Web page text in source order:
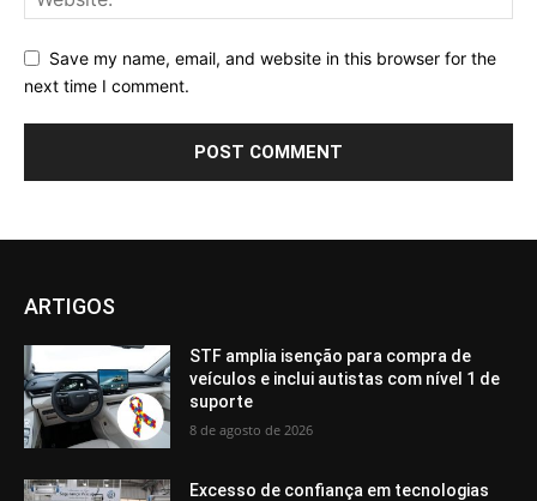
Save my name, email, and website in this browser for the
next time I comment.
ARTIGOS
STF amplia isenção para compra de
veículos e inclui autistas com nível 1 de
suporte
8 de agosto de 2026
Excesso de confiança em tecnologias